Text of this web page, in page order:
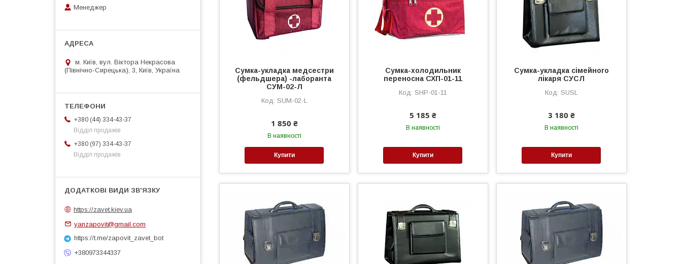
Сумка-укладка медсестри
(фельдшера) -лаборанта
СУМ-02-Л
SUM-02-L
1 850 ₴
В наявності
Купити
Сумка-холодильник
переносна СХП-01-11
SHP-01-11
5 185 ₴
В наявності
Купити
Сумка-укладка сімейного
лікаря СУСЛ
SUSL
3 180 ₴
В наявності
Купити
Менеджер
м. Київ, вул. Віктора Некрасова
(Північно-Сирецька), 3, Київ, Україна
+380 (44) 334-43-37
Відділ продажів
+380 (97) 334-43-37
Відділ продажів
https://zavet.kiev.ua
yanzapovit@gmail.com
https://t.me/zapovit_zavet_bot
+380973344337